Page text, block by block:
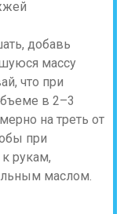
добавь
массу
что при
в 2–3
на треть от
при
рукам,
маслом.